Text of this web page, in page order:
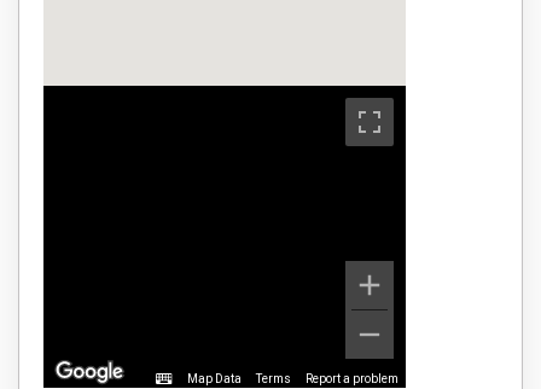
Map Data Terms Report a problem